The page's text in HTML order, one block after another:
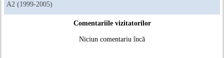
A2 (1999-2005)
Comentariile vizitatorilor
Niciun comentariu încă